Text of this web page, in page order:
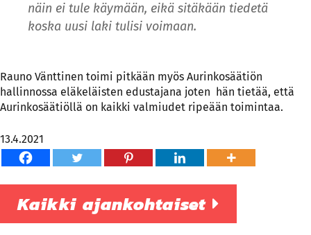
näin ei tule käymään, eikä sitäkään tiedetä
koska uusi laki tulisi voimaan.
Rauno Vänttinen toimi pitkään myös Aurinkosäätiön
hallinnossa eläkeläisten edustajana joten hän tietää, että
Aurinkosäätiöllä on kaikki valmiudet ripeään toimintaa.
13.4.2021
Kaikki ajankohtaiset